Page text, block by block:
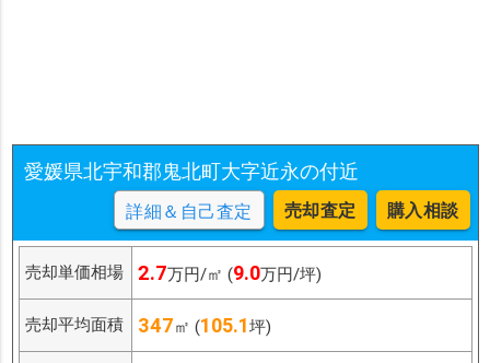
愛媛県北宇和郡鬼北町大字近永の付近
詳細＆自己査定 売却査定 購入相談
売却単価相場 2.7万円/㎡ (9.0万円/坪)
売却平均面積 347㎡ (105.1坪)